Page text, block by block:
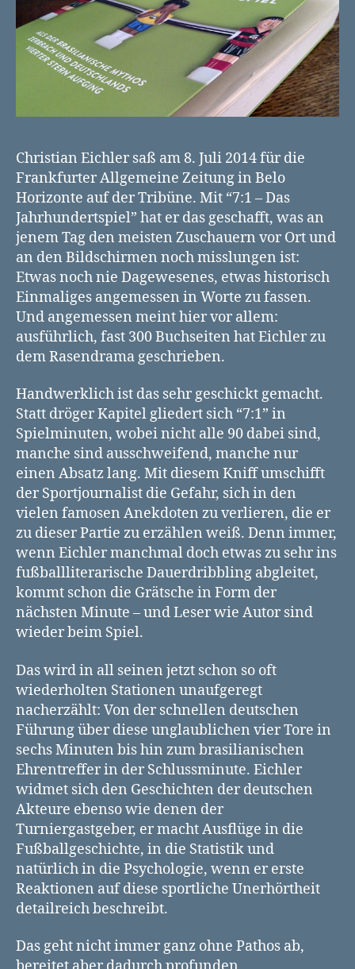
Christian Eichler saß am 8. Juli 2014 für die
Frankfurter Allgemeine Zeitung in Belo
Horizonte auf der Tribüne. Mit “7:1 – Das
Jahrhundertspiel” hat er das geschafft, was an
jenem Tag den meisten Zuschauern vor Ort und
an den Bildschirmen noch misslungen ist:
Etwas noch nie Dagewesenes, etwas historisch
Einmaliges angemessen in Worte zu fassen.
Und angemessen meint hier vor allem:
ausführlich, fast 300 Buchseiten hat Eichler zu
dem Rasendrama geschrieben.
Handwerklich ist das sehr geschickt gemacht.
Statt dröger Kapitel gliedert sich “7:1” in
Spielminuten, wobei nicht alle 90 dabei sind,
manche sind ausschweifend, manche nur
einen Absatz lang. Mit diesem Kniff umschifft
der Sportjournalist die Gefahr, sich in den
vielen famosen Anekdoten zu verlieren, die er
zu dieser Partie zu erzählen weiß. Denn immer,
wenn Eichler manchmal doch etwas zu sehr ins
fußballliterarische Dauerdribbling abgleitet,
kommt schon die Grätsche in Form der
nächsten Minute – und Leser wie Autor sind
wieder beim Spiel.
Das wird in all seinen jetzt schon so oft
wiederholten Stationen unaufgeregt
nacherzählt: Von der schnellen deutschen
Führung über diese unglaublichen vier Tore in
sechs Minuten bis hin zum brasilianischen
Ehrentreffer in der Schlussminute. Eichler
widmet sich den Geschichten der deutschen
Akteure ebenso wie denen der
Turniergastgeber, er macht Ausflüge in die
Fußballgeschichte, in die Statistik und
natürlich in die Psychologie, wenn er erste
Reaktionen auf diese sportliche Unerhörtheit
detailreich beschreibt.
Das geht nicht immer ganz ohne Pathos ab,